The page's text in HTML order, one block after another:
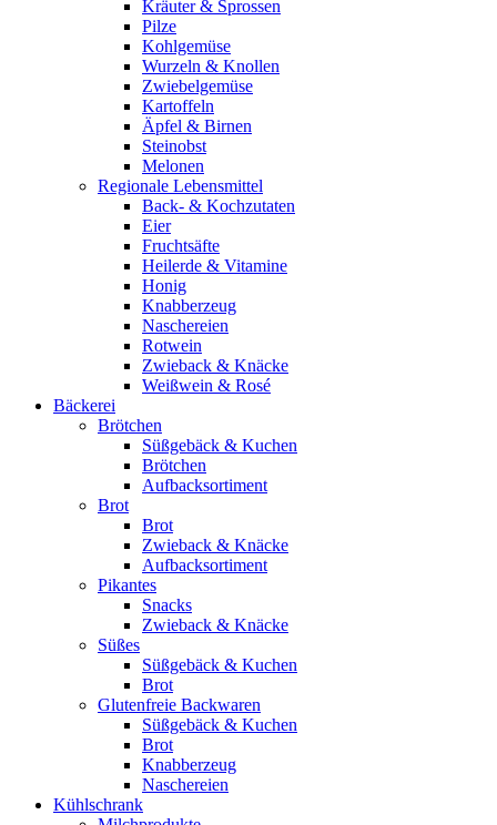
Kräuter & Sprossen
Pilze
Kohlgemüse
Wurzeln & Knollen
Zwiebelgemüse
Kartoffeln
Äpfel & Birnen
Steinobst
Melonen
Regionale Lebensmittel
Back- & Kochzutaten
Eier
Fruchtsäfte
Heilerde & Vitamine
Honig
Knabberzeug
Naschereien
Rotwein
Zwieback & Knäcke
Weißwein & Rosé
Bäckerei
Brötchen
Süßgebäck & Kuchen
Brötchen
Aufbacksortiment
Brot
Brot
Zwieback & Knäcke
Aufbacksortiment
Pikantes
Snacks
Zwieback & Knäcke
Süßes
Süßgebäck & Kuchen
Brot
Glutenfreie Backwaren
Süßgebäck & Kuchen
Brot
Knabberzeug
Naschereien
Kühlschrank